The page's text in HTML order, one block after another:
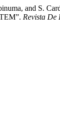
and S.
Revista De